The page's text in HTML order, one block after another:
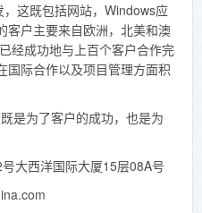
这既包括网站，Windows应
客户主要来自欧洲，北美和澳
经成功地与上百个客户合作完
国际合作以及项目管理方面积
是为了客户的成功，也是为
大西洋国际大厦15层08A号